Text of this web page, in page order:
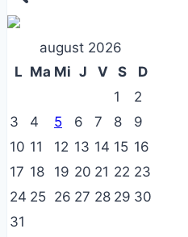
august 2026
L Ma Mi J V S
D
1
2
3
4 5 6 7 8
9
10 11 12 13 14 15 16
17 18 19 20 21 22 23
24 25 26 27 28 29 30
31